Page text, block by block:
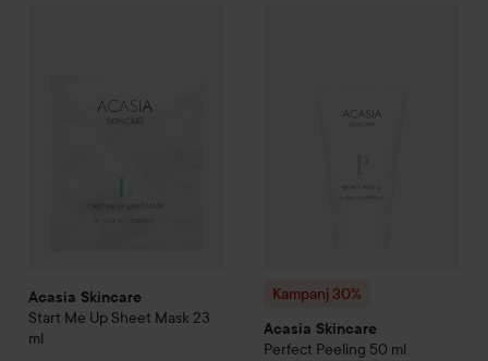
Acasia Skincare
Start Me Up Sheet Mask 23
ml
Kampanj 30%
Acasia Skincare
Perfect Peeling 50 ml